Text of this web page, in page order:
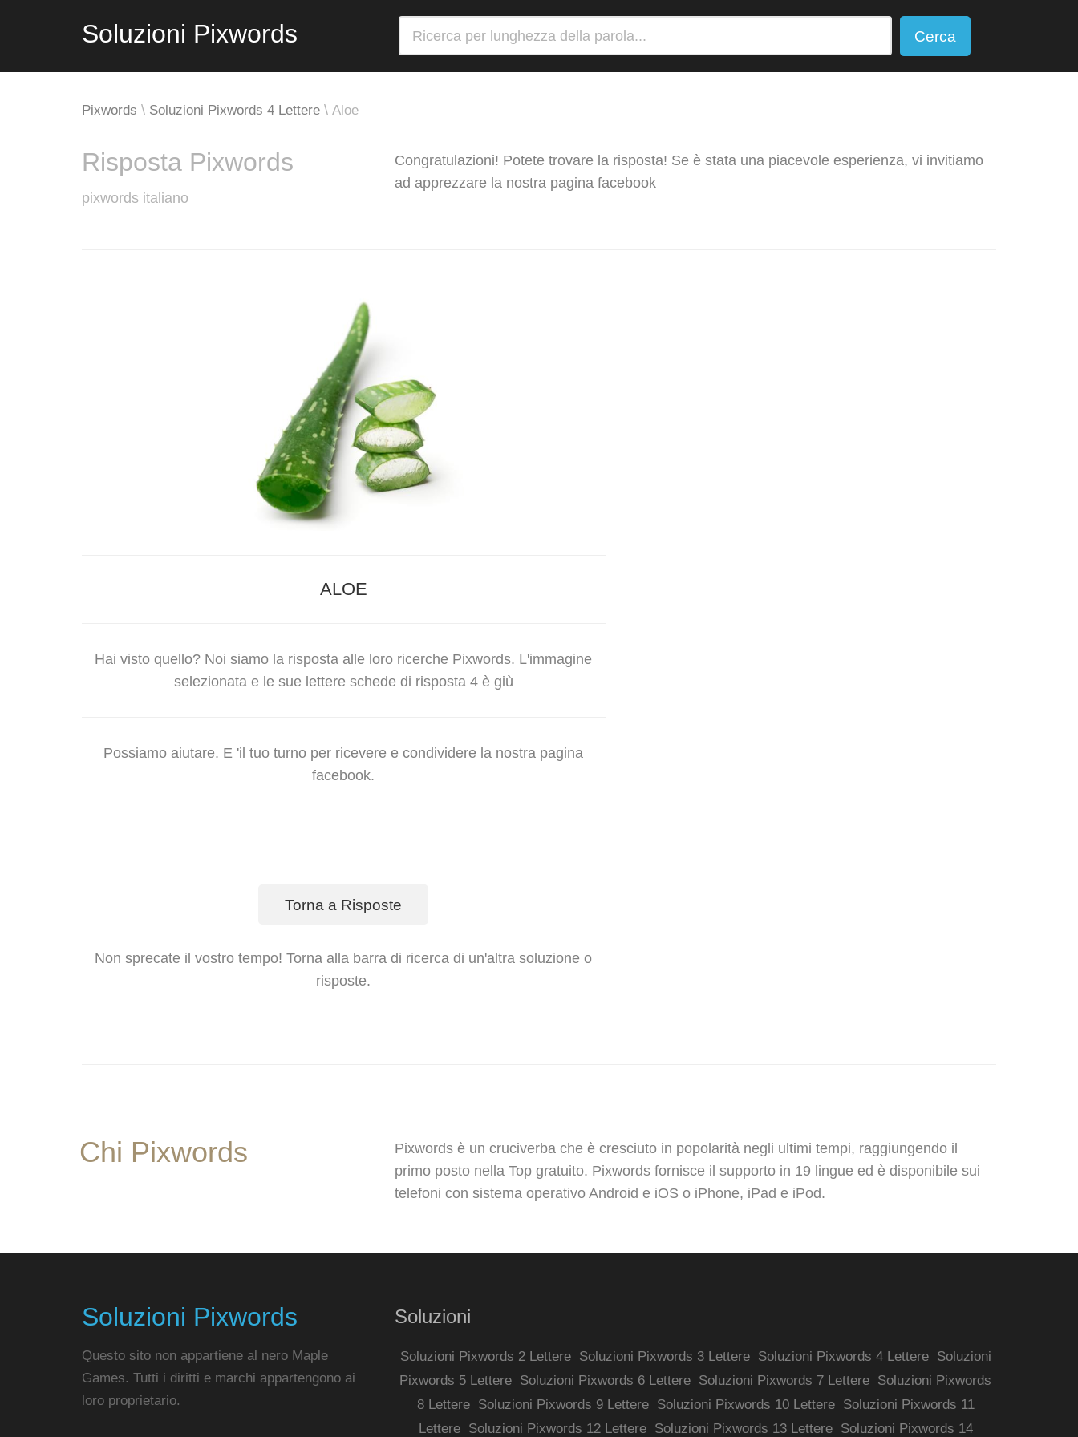
Soluzioni Pixwords Cerca
Pixwords Soluzioni Pixwords 4 Lettere Aloe
Risposta Pixwords
pixwords italiano
Congratulazioni! Potete trovare la risposta! Se è stata una piacevole esperienza, vi invitiamo
ad apprezzare la nostra pagina facebook
ALOE
Hai visto quello? Noi siamo la risposta alle loro ricerche Pixwords. L'immagine
selezionata e le sue lettere schede di risposta 4 è giù
Possiamo aiutare. E 'il tuo turno per ricevere e condividere la nostra pagina
facebook.
Torna a Risposte
Non sprecate il vostro tempo! Torna alla barra di ricerca di un'altra soluzione o
risposte.
Chi Pixwords
Pixwords è un cruciverba che è cresciuto in popolarità negli ultimi tempi, raggiungendo il
primo posto nella Top gratuito. Pixwords fornisce il supporto in 19 lingue ed è disponibile sui
telefoni con sistema operativo Android e iOS o iPhone, iPad e iPod.
Soluzioni Pixwords
Questo sito non appartiene al nero Maple
Games. Tutti i diritti e marchi appartengono ai
loro proprietario.
Soluzioni
Soluzioni Pixwords 2 Lettere Soluzioni Pixwords 3 Lettere Soluzioni Pixwords 4 Lettere
Soluzioni
Pixwords 5 Lettere Soluzioni Pixwords 6 Lettere Soluzioni Pixwords 7 Lettere Soluzioni Pixwords
8 Lettere
Soluzioni Pixwords 9 Lettere Soluzioni Pixwords 10 Lettere
Soluzioni Pixwords 11
Lettere
Soluzioni Pixwords 12 Lettere Soluzioni Pixwords 13 Lettere Soluzioni Pixwords 14